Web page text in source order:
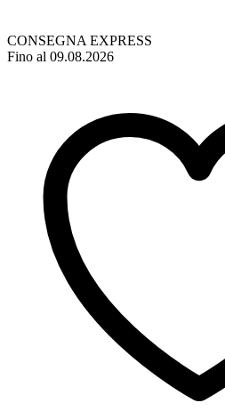
CONSEGNA EXPRESS
Fino al 09.08.2026